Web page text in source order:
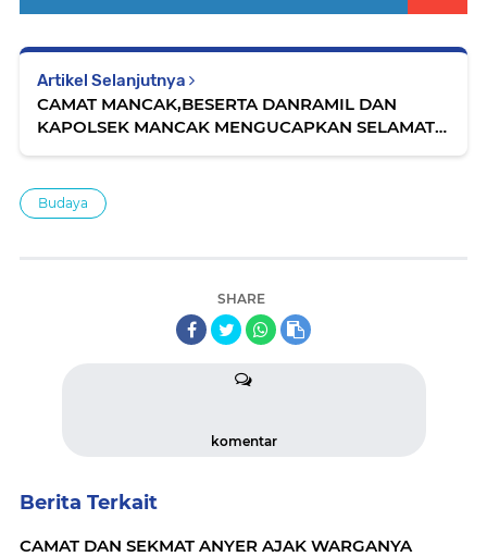
Artikel Selanjutnya
CAMAT MANCAK,BESERTA DANRAMIL DAN
KAPOLSEK MANCAK MENGUCAPKAN SELAMAT
Budaya
SHARE
komentar
Berita Terkait
CAMAT DAN SEKMAT ANYER AJAK WARGANYA